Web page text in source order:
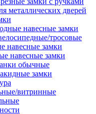
металлических дверей
навесные замки
тросовые
навесные замки
навесные замки
обычные
замки
витринные